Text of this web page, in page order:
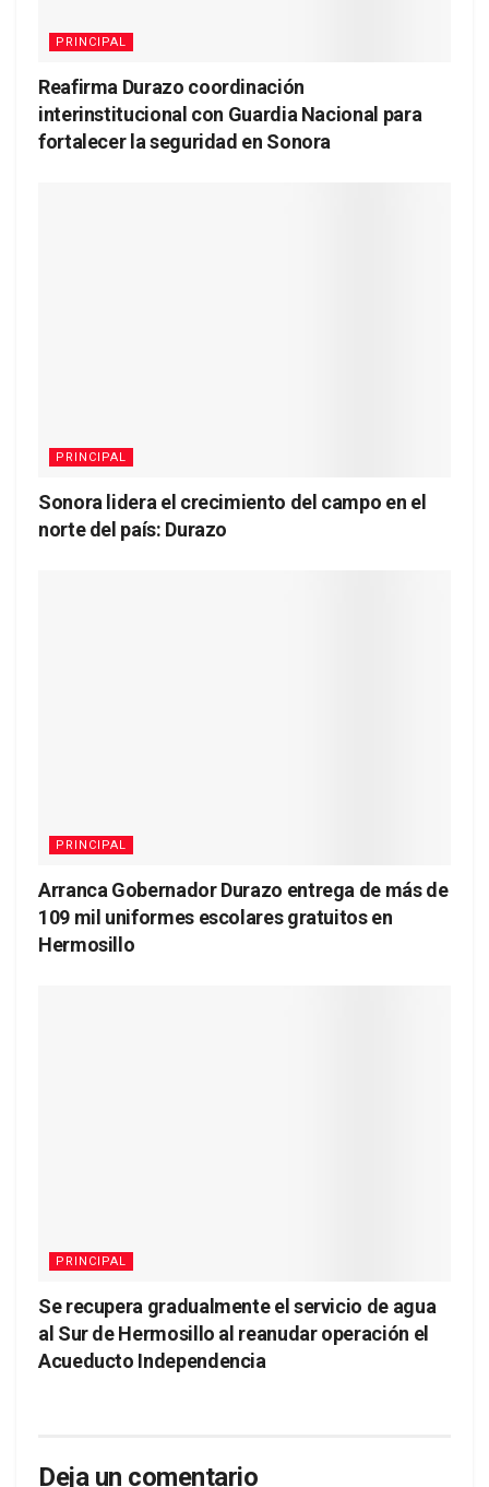
PRINCIPAL
Reafirma Durazo coordinación
interinstitucional con Guardia Nacional para
fortalecer la seguridad en Sonora
PRINCIPAL
Sonora lidera el crecimiento del campo en el
norte del país: Durazo
PRINCIPAL
Arranca Gobernador Durazo entrega de más de
109 mil uniformes escolares gratuitos en
Hermosillo
PRINCIPAL
Se recupera gradualmente el servicio de agua
al Sur de Hermosillo al reanudar operación el
Acueducto Independencia
Deja un comentario